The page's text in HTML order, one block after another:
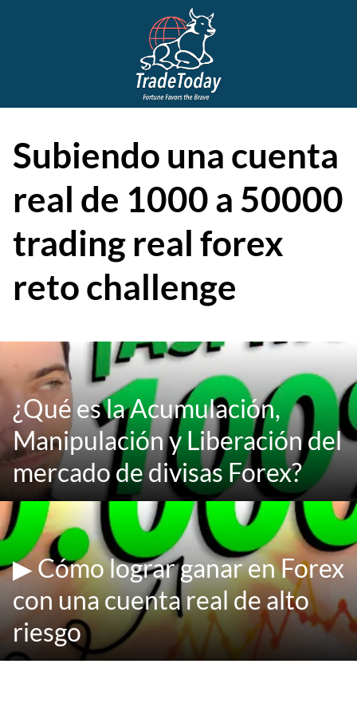
Subiendo una cuenta
real de 1000 a 50000
trading real forex
reto challenge
¿Qué es la Acumulación,
Manipulación y Liberación del
mercado de divisas Forex?
▶ Cómo lograr ganar en Forex
con una cuenta real de alto
riesgo